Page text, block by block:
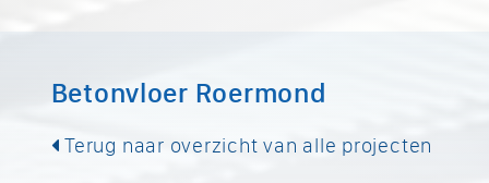
Betonvloer Roermond
Terug naar overzicht van alle projecten